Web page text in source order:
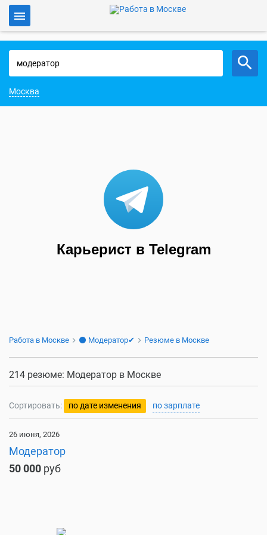
Работа в Москве
Москва
Карьерист в Telegram
Работа в Москве ⚫ Модератор✔ Резюме в Москве
214 резюме: Модератор в Москве
Сортировать: по дате изменения по зарплате
26 июня, 2026
Модератор
50 000 руб